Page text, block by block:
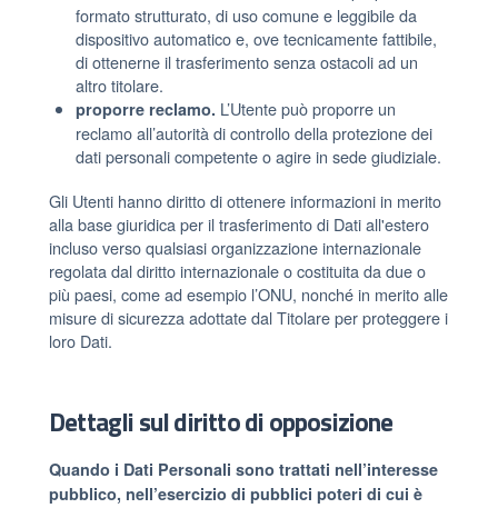
formato strutturato, di uso comune e leggibile da
dispositivo automatico e, ove tecnicamente fattibile,
di ottenerne il trasferimento senza ostacoli ad un
altro titolare.
proporre reclamo. L’Utente può proporre un
reclamo all’autorità di controllo della protezione dei
dati personali competente o agire in sede giudiziale.
Gli Utenti hanno diritto di ottenere informazioni in merito
alla base giuridica per il trasferimento di Dati all'estero
incluso verso qualsiasi organizzazione internazionale
regolata dal diritto internazionale o costituita da due o
più paesi, come ad esempio l’ONU, nonché in merito alle
misure di sicurezza adottate dal Titolare per proteggere i
loro Dati.
Dettagli sul diritto di opposizione
Quando i Dati Personali sono trattati nell’interesse
pubblico, nell’esercizio di pubblici poteri di cui è